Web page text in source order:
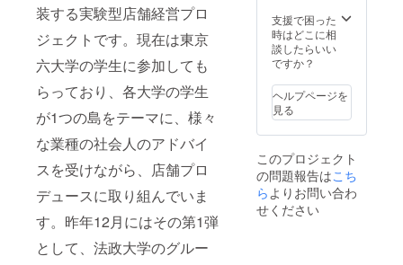
装する実験型店舗経営プロ
ジェクトです。現在は東京
六大学の学生に参加しても
らっており、各大学の学生
が1つの島をテーマに、様々
な業種の社会人のアドバイ
スを受けながら、店舗プロ
デュースに取り組んでいま
す。昨年12月にはその第1弾
として、法政大学のグルー
支援で困った
時はどこに相
談したらいい
ですか？
ヘルプページを
見る
このプロジェクト
の問題報告はこち
らよりお問い合わ
せください